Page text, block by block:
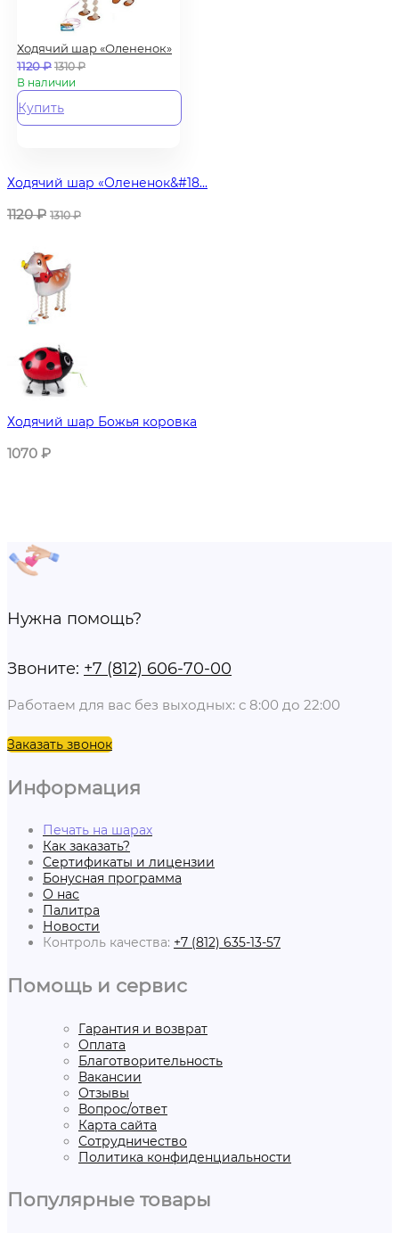
Ходячий шар «Олененок»
1120₽ 1310₽
В наличии
Купить
Ходячий шар «Олененок&#18...
1120₽ 1310₽
Ходячий шар Божья коровка
1070 ₽
Нужна помощь?
Звоните: +7 (812) 606-70-00
Работаем для вас без выходных: с 8:00 до 22:00
Заказать звонок
Информация
Печать на шарах
Как заказать?
Сертификаты и лицензии
Бонусная программа
О нас
Палитра
Новости
Контроль качества: +7 (812) 635-13-57
Помощь и сервис
Гарантия и возврат
Оплата
Благотворительность
Вакансии
Отзывы
Вопрос/ответ
Карта сайта
Сотрудничество
Политика конфиденциальности
Популярные товары